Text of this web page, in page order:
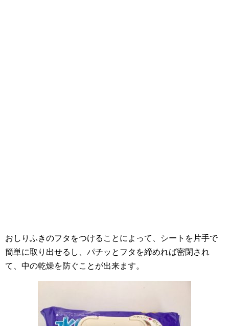
おしりふきのフタをつけることによって、シートを片手で
簡単に取り出せるし、パチッとフタを締めれば密閉され
て、中の乾燥を防ぐことが出来ます。